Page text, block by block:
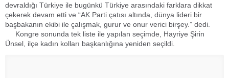
devraldığı Türkiye ile bugünkü Türkiye arasındaki farklara dikkat
çekerek devam etti ve “AK Parti çatısı altında, dünya lideri bir
başbakanın ekibi ile çalışmak, gurur ve onur verici birşey.” dedi.
Kongre sonunda tek liste ile yapılan seçimde, Hayriye Şirin
Ünsel, ilçe kadın kolları başkanlığına yeniden seçildi.